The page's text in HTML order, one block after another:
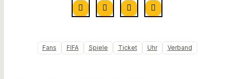
Fans FIFA Spiele Ticket Uhr Verband